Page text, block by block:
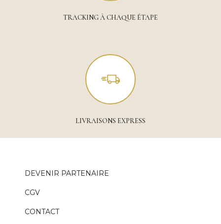
TRACKING À CHAQUE ÉTAPE
LIVRAISONS EXPRESS
DEVENIR PARTENAIRE
CGV
CONTACT